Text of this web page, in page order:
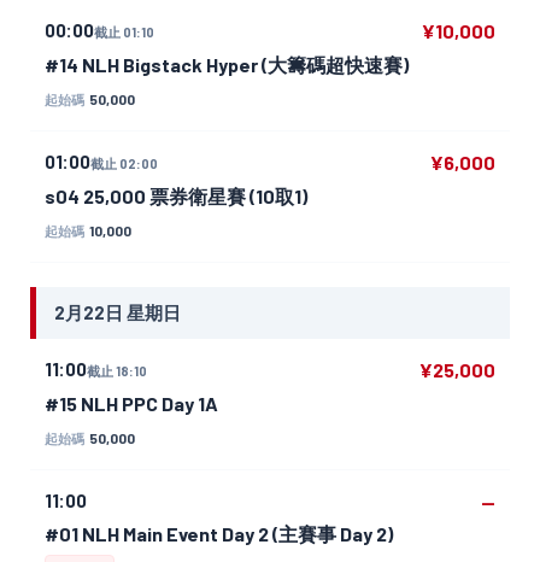
00:00截止 01:10
#14 NLH Bigstack Hyper (大籌碼超快速賽)
起始碼 50,000
¥10,000
01:00截止 02:00
s04 25,000 票券衛星賽 (10取1)
起始碼 10,000
¥6,000
2月22日 星期日
11:00截止 18:10
#15 NLH PPC Day 1A
起始碼 50,000
¥25,000
11:00
#01 NLH Main Event Day 2 (主賽事 Day 2)
—